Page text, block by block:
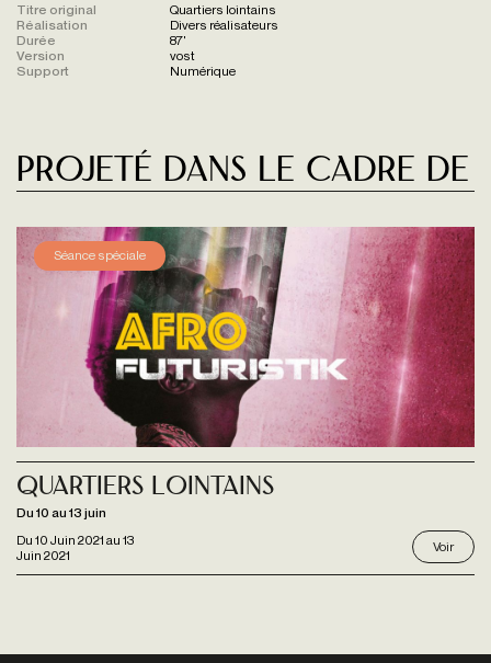
Titre original
Quartiers lointains
Réalisation
Divers réalisateurs
Durée
87'
Version
vost
Support
Numérique
Projeté dans le cadre de
Séance spéciale
Du 10 Juin 2021 au 13
Juin 2021
QUARTIERS LOINTAINS
Du 10 au 13 juin
Voir